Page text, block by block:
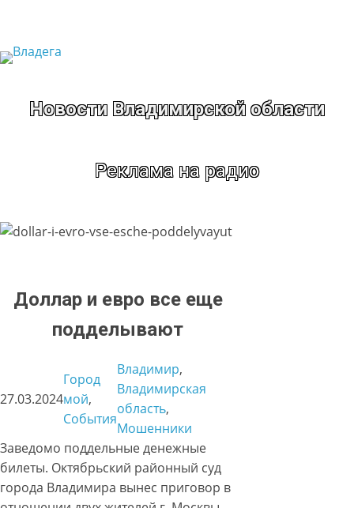
содержимому
Новости Владимирской области
Реклама на радио
Доллар и евро все еще
подделывают
27.03.2024
Город
мой
События
Владимир
Владимирская
область
Мошенники
Заведомо поддельные денежные
билеты. Октябрьский районный суд
города Владимира вынес приговор в